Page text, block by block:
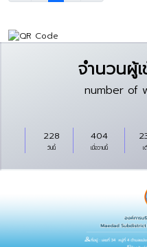
จำนวนผู้เ
number of
วันนี้
228
เมื่อวานนี้
404
เ